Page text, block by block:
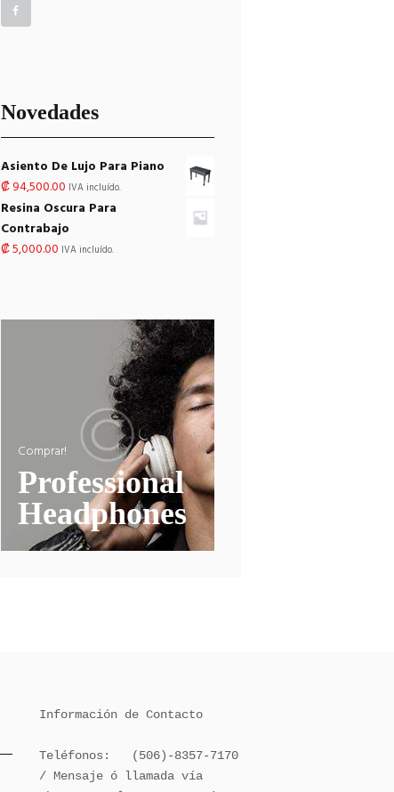
Novedades
Asiento De Lujo Para Piano
₡94,500.00 IVA incluído.
Resina Oscura Para
Contrabajo
₡5,000.00 IVA incluído.
Comprar!
Professional
Headphones
Información de Contacto
Teléfonos:   (506)-8357-7170
/ Mensaje ó llamada vía